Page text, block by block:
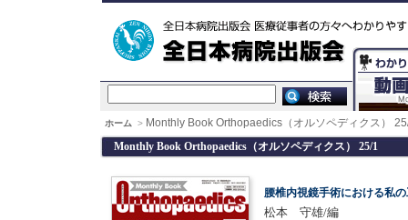
ホーム > Monthly Book Orthopaedics（オルソペディクス）
Monthly Book Orthopaedics（オルソペディクス） 25/1
腰椎内視鏡手術における私
松本 守雄/編